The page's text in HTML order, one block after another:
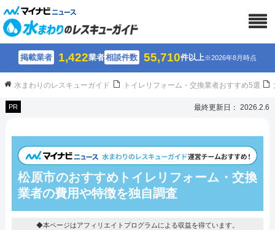
掲載業者 1,422業者相談件数 55,710件以上※2026年8月時点
水まわりのレスキューガイド トイレリフォーム・交換業者おすすめ5選
PR 最終更新日： 2026.2.6
松原市のおすすめトイレリフォーム・交換
業者の費用や特徴を独自調査
◆本ページはアフィリエイトプログラムによる収益を得ています。